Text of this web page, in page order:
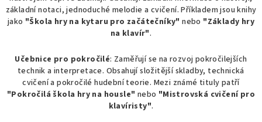
základní notaci, jednoduché melodie a cvičení. Příkladem jsou knihy
jako "Škola hry na kytaru pro začátečníky" nebo "Základy hry
na klavír".
Učebnice pro pokročilé: Zaměřují se na rozvoj pokročilejších
technik a interpretace. Obsahují složitější skladby, technická
cvičení a pokročilé hudební teorie. Mezi známé tituly patří
"Pokročilá škola hry na housle" nebo "Mistrovská cvičení pro
klavíristy".